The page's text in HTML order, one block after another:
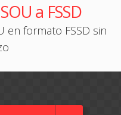
a FSSD
en formato FSSD sin